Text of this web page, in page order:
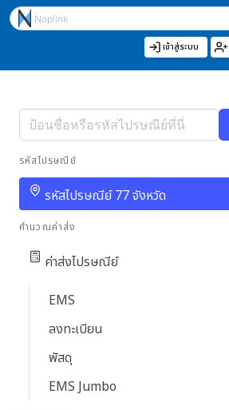
เข้าสู่ระบบ
รหัสไปรษณีย์
รหัสไปรษณีย์ 77 จังหวัด
คำนวณค่าส่ง
ค่าส่งไปรษณีย์
EMS
ลงทะเบียน
พัสดุ
EMS Jumbo